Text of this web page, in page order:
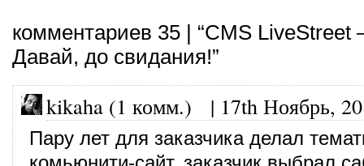
комментариев 35 | “CMS LiveStreet
Давай, до свидания!”
kikaha (1 комм.) | 17th Ноябрь,
Пару лет для заказчика делал